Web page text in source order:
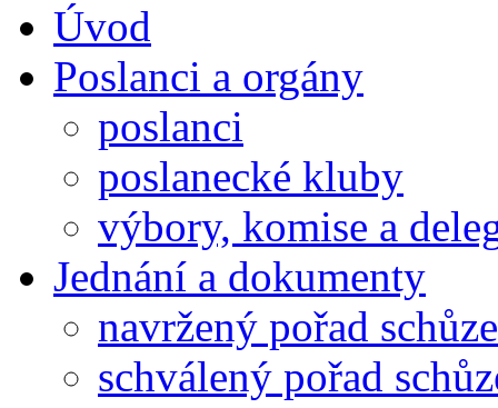
Úvod
Poslanci a orgány
poslanci
poslanecké kluby
výbory, komise a
Jednání a dokumenty
navržený pořad schůze
schválený pořad